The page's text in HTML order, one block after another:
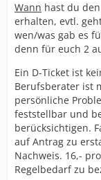
Wann hast du
erhalten, evtl.
wen/was gab es
denn für euch 2
Ein D-Ticket ist
Berufsberater ist
persönliche
feststellbar und
berücksichtigen.
auf Antrag zu
Nachweis. 16,-
Regelbedarf zu